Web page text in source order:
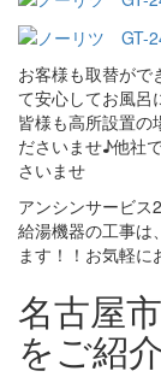
お客様も取替がで
て安心してお風呂
皆様も高所設置の
ださいませ♪他社
さいませ
アンシンサービス
給湯機器の工事は
ます！！お気軽に
名古屋
をご紹